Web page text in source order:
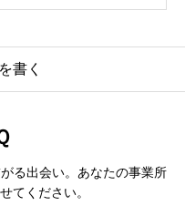
書く
る出会い。あなたの事業所
てください。